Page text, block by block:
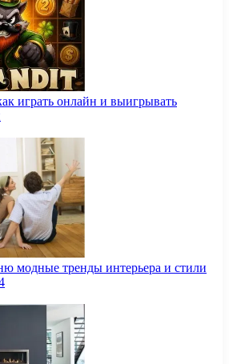
играть онлайн и выигрывать
модные тренды интерьера и стили